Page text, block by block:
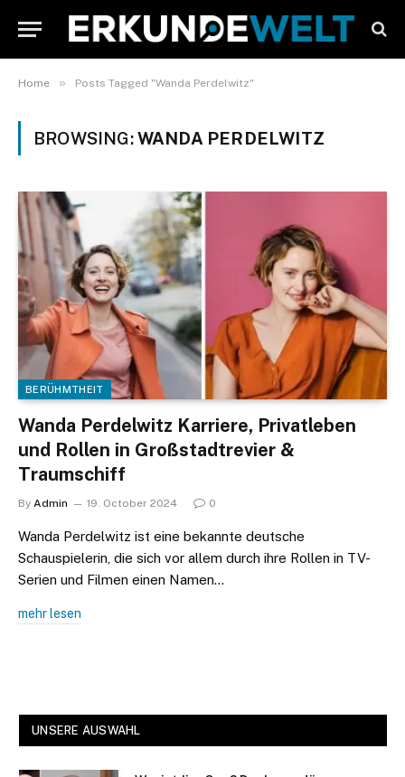
Home » Posts Tagged "Wanda Perdelwitz"
BROWSING:WANDA PERDELWITZ
BERÜHMTHEIT
Wanda Perdelwitz Karriere, Privatleben
und Rollen in Großstadtrevier &
Traumschiff
By Admin 19. October 2024 0
Wanda Perdelwitz ist eine bekannte deutsche
Schauspielerin, die sich vor allem durch ihre Rollen in TV-
Serien und Filmen einen Namen…
mehr lesen
UNSERE AUSWAHL